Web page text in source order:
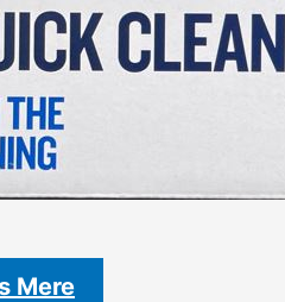
Mere